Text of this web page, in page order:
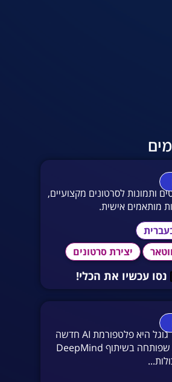
ותמונות לסרטונים מקצועיים,
מותאמים אישית.
יצירת סרטונים
נסו עכשיו את הכלי!
VEO 2 של גוגל היא פלטפורמת AI חדשה
ומתקדמת, שפותחה בשיתוף DeepMind